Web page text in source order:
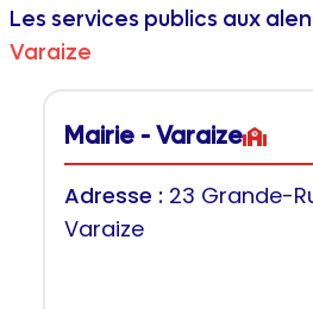
Les services publics aux
Varaize
Mairie - Varaize
Adresse : 23 Grande-
Varaize